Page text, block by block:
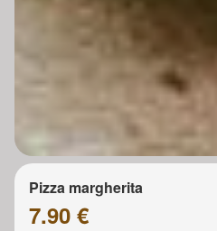
Pizza margherita
7.90 €